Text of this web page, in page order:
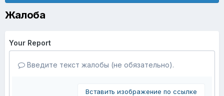
Жалоба
Your Report
Введите текст жалобы (не обязательно).
Вставить изображение по ссылке